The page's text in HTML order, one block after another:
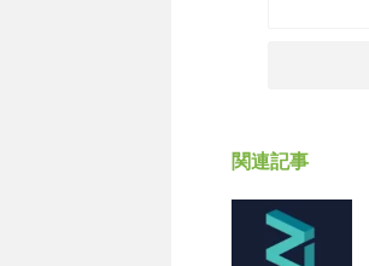
関連記事